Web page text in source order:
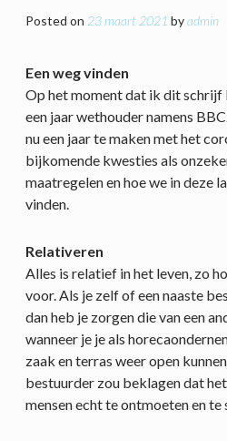
Posted on 23 maart 2021 byadmin
Een weg vinden
Op het moment dat ik dit schrijf
een jaar wethouder namens
nu een jaar te maken met het
bijkomende kwesties als
maatregelen en hoe we in deze
vinden.
Relativeren
Alles is relatief in het leven, zo
voor. Als je zelf of een naaste
dan heb je zorgen die van een
wanneer je je als
zaak en terras weer open
bestuurder zou beklagen dat
mensen echt te ontmoeten en te